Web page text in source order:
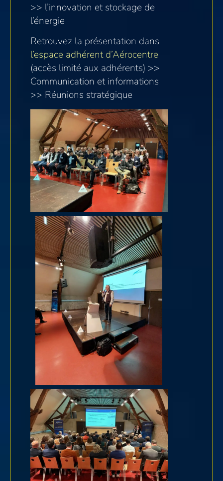
>> l’innovation et stockage de
l’énergie
Retrouvez la présentation dans
l’espace adhérent d’Aérocentre
(accès limité aux adhérents) >>
Communication et informations
>> Réunions stratégique